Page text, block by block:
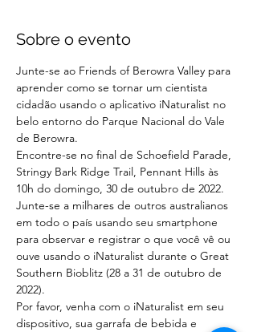
Sobre o evento
Junte-se ao Friends of Berowra Valley para
aprender como se tornar um cientista
cidadão usando o aplicativo iNaturalist no
belo entorno do Parque Nacional do Vale
de Berowra.
Encontre-se no final de Schoefield Parade,
Stringy Bark Ridge Trail, Pennant Hills às
10h do domingo, 30 de outubro de 2022.
Junte-se a milhares de outros australianos
em todo o país usando seu smartphone
para observar e registrar o que você vê ou
ouve usando o iNaturalist durante o Great
Southern Bioblitz (28 a 31 de outubro de
2022).
Por favor, venha com o iNaturalist em seu
dispositivo, sua garrafa de bebida e